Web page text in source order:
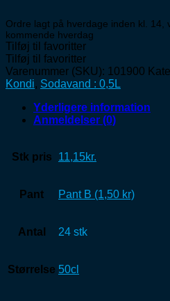
Ordre lagt på hverdage inden kl. 14,
kommende hverdag
Tilføj til favoritter
Tilføj til favoritter
Varenummer (SKU): 101900
Kondi, Sodavand : 0,5L
Yderligere information
Anmeldelser (0)
Stk pris 11,15kr.
Pant Pant B (1,50 kr)
Antal 24 stk
Størrelse 50cl